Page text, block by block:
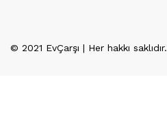
© 2021 EvÇarşı | Her hakkı saklıdır.